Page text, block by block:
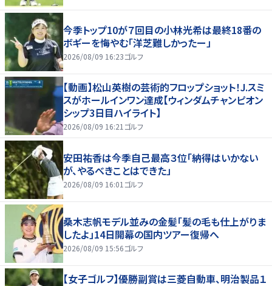
今季トップ10が７回目の小林光希は最終18番の
ボギーを悔やむ「洋芝難しかったー」
2026/08/09 16:23ゴルフ
【動画】松山英樹の芸術的フロップショット！J.スミ
スがホールインワン達成【ウィンダムチャンピオン
シップ3日目ハイライト】
2026/08/09 16:21 ゴルフ
安田祐香は今季自己最高３位「納得はいかない
が、やるべきことはできた」
2026/08/09 16:01 ゴルフ
桑木志帆モデル並みの金髪「髪の毛も仕上がりま
したよ」14日開幕の国内ツアー復帰へ
2026/08/09 15:56ゴルフ
【女子ゴルフ】優勝副賞は三菱自動車、明治製品１